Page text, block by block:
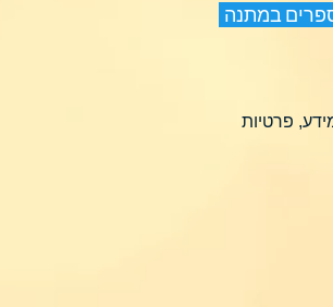
במתנה
פרטיות